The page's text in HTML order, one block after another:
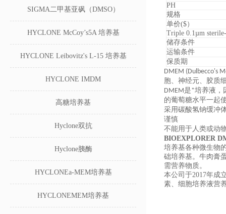
SIGMA二甲基亚砜（DMSO）
HYCLONE McCoy’s5A 培养基
HYCLONE Leibovitz's L-15 培养基
HYCLONE IMDM
高糖培养基
Hyclone双抗
Hyclone胰酶
HYCLONEa-MEM培养基
HYCLONEMEM培养基
PH
规格
单价($）
Triple 0.1µm
储存条件
运输条件
保质期
DMEM (Dulbecco's
胞、神经元、胶质
DMEM是*培养液
的葡萄糖水平一起
采用碳酸氢钠缓冲
谨慎
不能用于人类或动
BIOEXPLORER
培养基各种微生物
础培养基。牛肉膏
需营养物质。
本公司于2017年成
素、细胞培养液营